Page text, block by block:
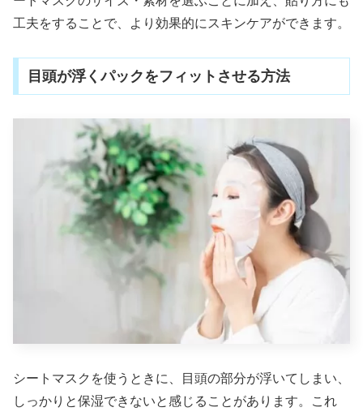
工夫をすることで、より効果的にスキンケアができます。
目頭が浮くパックをフィットさせる方法
シートマスクを使うときに、目頭の部分が浮いてしまい、
しっかりと保湿できないと感じることがあります。これ